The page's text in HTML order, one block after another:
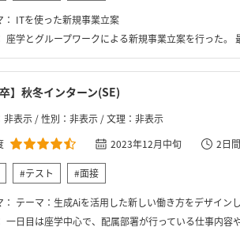
ITを使った新規事業立案
座学とグループワークによる新規事業立案を行った。 最終的には、役
卒】秋冬インターン(SE)
非表示 / 性別：非表示 / 文理：非表示
2023年12月中旬 2日間
#テスト #面接
テーマ：生成Aiを活用した新しい働き方をデザインし
一日目は座学中心で、配属部署が行っている仕事内容